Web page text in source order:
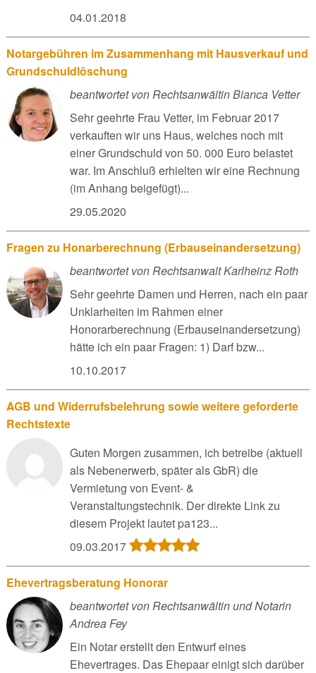
04.01.2018
Notargebühren im Zusammenhang mit Hausverkauf und
Grundschuldlöschung
beantwortet von Rechtsanwältin Bianca Vetter
Sehr geehrte Frau Vetter, im Februar 2017
verkauften wir uns Haus, welches noch mit
einer Grundschuld von 50. 000 Euro belastet
war. Im Anschluß erhielten wir eine Rechnung
(im Anhang beigefügt)...
29.05.2020
Fragen zu Honarberechnung (Erbauseinandersetzung)
beantwortet von Rechtsanwalt Karlheinz Roth
Sehr geehrte Damen und Herren, nach ein paar
Unklarheiten im Rahmen einer
Honorarberechnung (Erbauseinandersetzung)
hätte ich ein paar Fragen: 1) Darf bzw...
10.10.2017
AGB und Widerrufsbelehrung sowie weitere geforderte
Rechtstexte
Guten Morgen zusammen, ich betreibe (aktuell
als Nebenerwerb, später als GbR) die
Vermietung von Event- &
Veranstaltungstechnik. Der direkte Link zu
diesem Projekt lautet pa123...
09.03.2017
Ehevertragsberatung Honorar
beantwortet von Rechtsanwältin und Notarin
Andrea Fey
Ein Notar erstellt den Entwurf eines
Ehevertrages. Das Ehepaar einigt sich darüber